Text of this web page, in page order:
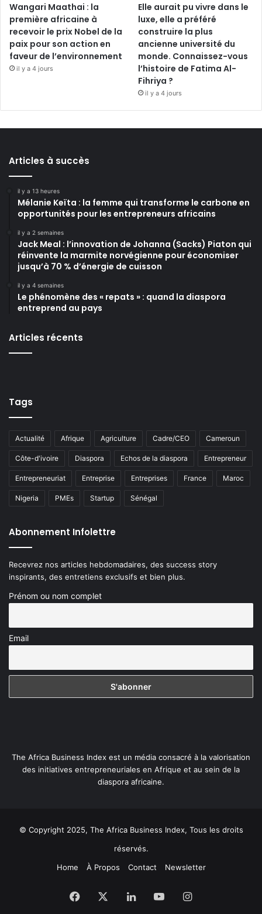
Wangari Maathai : la
première africaine à
recevoir le prix Nobel de la
paix pour son action en
faveur de l’environnement
il y a 4 jours
Elle aurait pu vivre dans le
luxe, elle a préféré
construire la plus
ancienne université du
monde. Connaissez-vous
l’histoire de Fatima Al-
Fihriya ?
il y a 4 jours
Articles à succès
il y a 13 heures
Mélanie Keïta : la femme qui transforme le carbone en
opportunités pour les entrepreneurs africains
il y a 2 semaines
Jack Meal : l’innovation de Johanna (Sacks) Piaton qui
réinvente la marmite norvégienne pour économiser
jusqu’à 70 % d’énergie de cuisson
il y a 4 semaines
Le phénomène des « repats » : quand la diaspora
entreprend au pays
Articles récents
Tags
Actualité Afrique Agriculture Cadre/CEO Cameroun
Côte-d'ivoire Diaspora Echos de la diaspora Entrepreneur
Entrepreneuriat Entreprise Entreprises France Maroc
Nigeria PMEs Startup Sénégal
Abonnement Infolettre
Recevrez nos articles hebdomadaires, des success story
inspirants, des entretiens exclusifs et bien plus.
Prénom ou nom complet
Email
The Africa Business Index est un média consacré à la valorisation
des initiatives entrepreneuriales en Afrique et au sein de la
diaspora africaine.
© Copyright 2025, The Africa Business Index, Tous les droits
réservés.
Home
À Propos Contact Newsletter
Facebook LinkedinYouTubeInstagram